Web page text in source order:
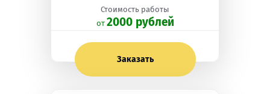
Стоимость работы
oт 2000 рублей
Заказать